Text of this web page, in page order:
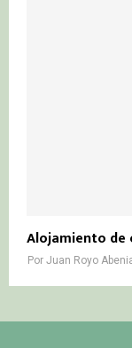
Alojamiento de
Por Juan Royo